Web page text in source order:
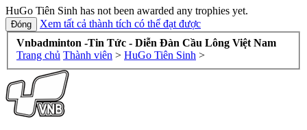
HuGo Tiên Sinh has not been awarded any trophies yet.
Xem tất cả thành tích có thể đạt được
Vnbadminton -Tin Tức - Diễn Đàn Cầu Lông Việt Nam
Trang chủ Thành viên > HuGo Tiên Sinh >